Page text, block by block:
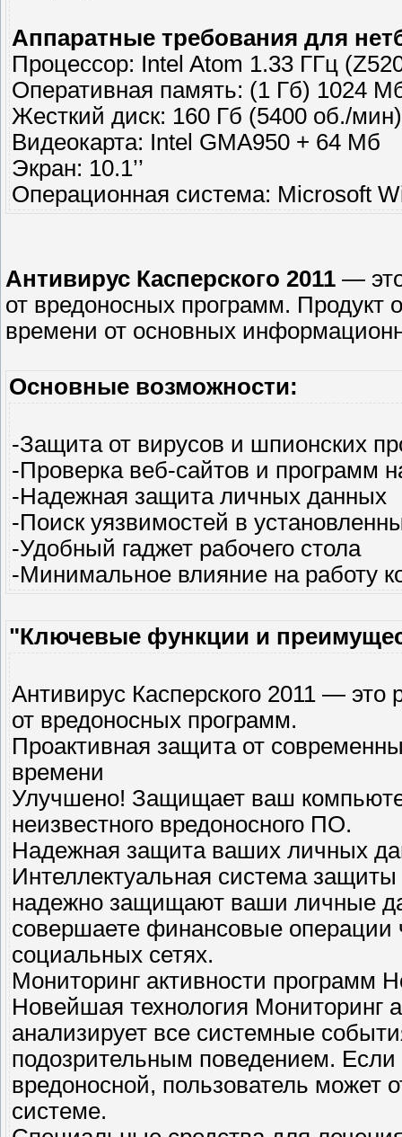
Аппаратные требования для
Процессор: Intel Atom 1.33 ГГц
Оперативная память: (1 Гб) 1024
Жесткий диск: 160 Гб (5400 об./мин)
Видеокарта: Intel GMA950 + 64 Мб
Экран: 10.1’’
Операционная система: Microsoft
Антивирус Касперского 2011 —
от вредоносных программ. Продукт
времени от основных
Основные возможности:
-Защита от вирусов и шпионских
-Проверка веб-сайтов и программ
-Надежная защита личных данных
-Поиск уязвимостей в
-Удобный гаджет рабочего стола
-Минимальное влияние на работу
"Ключевые функции и
Антивирус Касперского 2011 —
от вредоносных программ.
Проактивная защита от
времени
Улучшено! Защищает ваш
неизвестного вредоносного ПО.
Надежная защита ваших личных
Интеллектуальная система
надежно защищают ваши личные
совершаете финансовые операции
социальных сетях.
Мониторинг активности программ
Новейшая технология Мониторинг
анализирует все системные
подозрительным поведением.
вредоносной, пользователь
системе.